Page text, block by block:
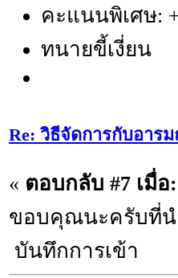
คะแนนพิเศษ:
ทนายขี้เงี่ยน
Re: วิธีจัดการกับอาร
« ตอบกลับ #7 เมื่อ:
ขอบคุณนะครับที่น
บันทึกการเข้า